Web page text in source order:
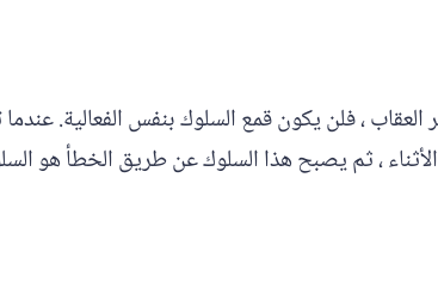
العقاب ، فلن يكون قمع السلوك بنفس الفعالية.
، ثم يصبح هذا السلوك عن طريق الخطأ هو